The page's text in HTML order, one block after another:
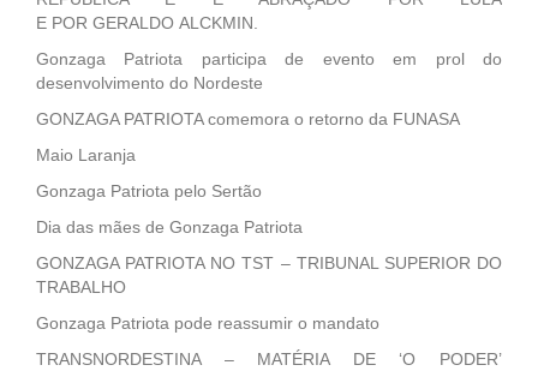
E POR GERALDO ALCKMIN.
Gonzaga Patriota participa de evento em prol do
desenvolvimento do Nordeste
GONZAGA PATRIOTA comemora o retorno da FUNASA
Maio Laranja
Gonzaga Patriota pelo Sertão
Dia das mães de Gonzaga Patriota
GONZAGA PATRIOTA NO TST – TRIBUNAL SUPERIOR DO
TRABALHO
Gonzaga Patriota pode reassumir o mandato
TRANSNORDESTINA – MATÉRIA DE ‘O PODER’